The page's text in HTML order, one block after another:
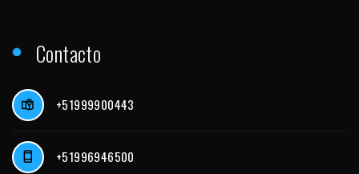
Contacto
+51999900443
+51996946500